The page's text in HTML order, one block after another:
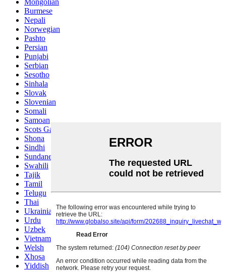
Mongolian
Burmese
Nepali
Norwegian
Pashto
Persian
Punjabi
Serbian
Sesotho
Sinhala
Slovak
Slovenian
Somali
Samoan
Scots Gaelic
Shona
Sindhi
Sundanese
Swahili
Tajik
Tamil
Telugu
Thai
Ukrainian
Urdu
Uzbek
Vietnamese
Welsh
Xhosa
Yiddish